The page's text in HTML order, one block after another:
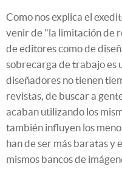
Como nos explica el
venir de "la limitación de
de editores como de
sobrecarga de trabajo es
diseñadores no tienen
revistas, de buscar a
acaban utilizando los
también influyen los
han de ser más baratas y
mismos bancos de